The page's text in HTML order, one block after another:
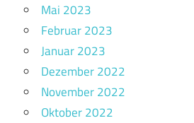
Mai 2023
Februar 2023
Januar 2023
Dezember 2022
November 2022
Oktober 2022